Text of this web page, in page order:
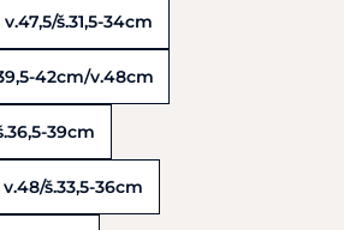
š.31,5-34cm
42cm/v.48cm
39cm
v.48/š.33,5-36cm